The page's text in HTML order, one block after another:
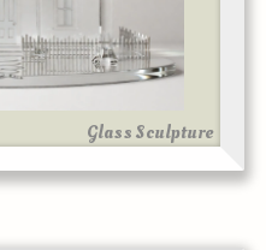
Glass Sculpture